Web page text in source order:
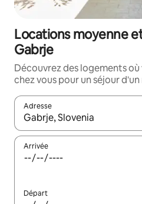
Locations moyenne
Gabrje
Découvrez des logements
chez vous pour un séjour d'un
Adresse
Lorsque les résultats
Arrivée
Départ